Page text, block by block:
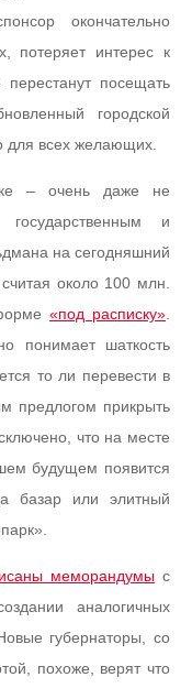
окончательно
потеряет интерес к
посещать
городской
для всех желающих.
– очень даже не
государственным и
на сегодняшний
считая около 100 млн.
«под расписку»
понимает шаткость
то ли перевести в
предлогом прикрыть
что на месте
будущем появится
базар или элитный
меморандумы с
аналогичных
губернаторы, со
похоже, верят что